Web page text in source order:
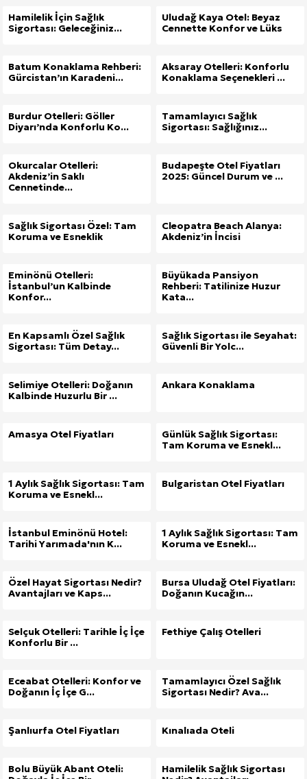
Hamilelik İçin Sağlık
Sigortası: Geleceğiniz...
Uludağ Kaya Otel: Beyaz
Cennette Konfor ve Lüks
Batum Konaklama Rehberi:
Gürcistan’ın Karadeni...
Aksaray Otelleri: Konforlu
Konaklama Seçenekleri ...
Burdur Otelleri: Göller
Diyarı’nda Konforlu Ko...
Tamamlayıcı Sağlık
Sigortası: Sağlığınız...
Okurcalar Otelleri:
Akdeniz’in Saklı
Cennetinde...
Budapeşte Otel Fiyatları
2025: Güncel Durum ve ...
Sağlık Sigortası Özel: Tam
Koruma ve Esneklik
Cleopatra Beach Alanya:
Akdeniz’in İncisi
Eminönü Otelleri:
İstanbul’un Kalbinde
Konfor...
Büyükada Pansiyon
Rehberi: Tatilinize Huzur
Kata...
En Kapsamlı Özel Sağlık
Sigortası: Tüm Detay...
Sağlık Sigortası ile Seyahat:
Güvenli Bir Yolc...
Selimiye Otelleri: Doğanın
Kalbinde Huzurlu Bir ...
Ankara Konaklama
Amasya Otel Fiyatları
Günlük Sağlık Sigortası:
Tam Koruma ve Esnekl...
1 Aylık Sağlık Sigortası: Tam
Koruma ve Esnekl...
Bulgaristan Otel Fiyatları
İstanbul Eminönü Hotel:
Tarihi Yarımada'nın K...
1 Aylık Sağlık Sigortası: Tam
Koruma ve Esnekl...
Özel Hayat Sigortası Nedir?
Avantajları ve Kaps...
Bursa Uludağ Otel Fiyatları:
Doğanın Kucağın...
Selçuk Otelleri: Tarihle İç İçe
Konforlu Bir ...
Fethiye Çalış Otelleri
Eceabat Otelleri: Konfor ve
Doğanın İç İçe G...
Tamamlayıcı Özel Sağlık
Sigortası Nedir? Ava...
Şanlıurfa Otel Fiyatları Kınalıada Oteli
Bolu Büyük Abant Oteli:
Hamilelik Sağlık Sigortası